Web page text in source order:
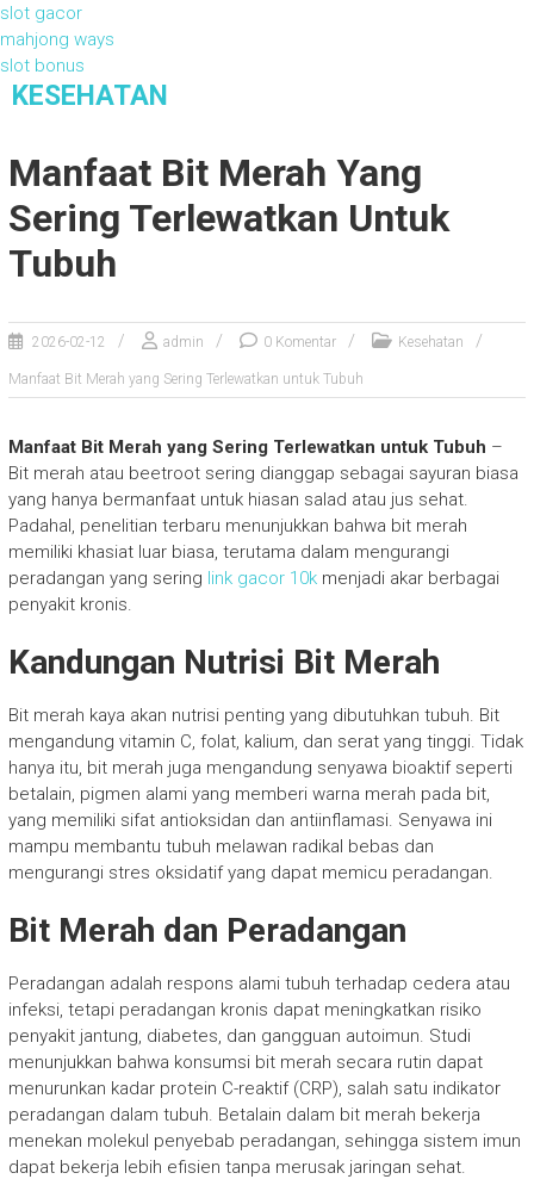
slot gacor
mahjong ways
slot bonus
e
KESEHATAN
Manfaat Bit Merah Yang
Sering Terlewatkan Untuk
Tubuh
2026-02-12 admin 0 Komentar Kesehatan
Manfaat Bit Merah yang Sering Terlewatkan untuk Tubuh
Manfaat Bit Merah yang Sering Terlewatkan untuk Tubuh –
Bit merah atau beetroot sering dianggap sebagai sayuran biasa
yang hanya bermanfaat untuk hiasan salad atau jus sehat.
Padahal, penelitian terbaru menunjukkan bahwa bit merah
memiliki khasiat luar biasa, terutama dalam mengurangi
peradangan yang sering link gacor 10kmenjadi akar berbagai
penyakit kronis.
Kandungan Nutrisi Bit Merah
Bit merah kaya akan nutrisi penting yang dibutuhkan tubuh. Bit
mengandung vitamin C, folat, kalium, dan serat yang tinggi. Tidak
hanya itu, bit merah juga mengandung senyawa bioaktif seperti
betalain, pigmen alami yang memberi warna merah pada bit,
yang memiliki sifat antioksidan dan antiinflamasi. Senyawa ini
mampu membantu tubuh melawan radikal bebas dan
mengurangi stres oksidatif yang dapat memicu peradangan.
Bit Merah dan Peradangan
Peradangan adalah respons alami tubuh terhadap cedera atau
infeksi, tetapi peradangan kronis dapat meningkatkan risiko
penyakit jantung, diabetes, dan gangguan autoimun. Studi
menunjukkan bahwa konsumsi bit merah secara rutin dapat
menurunkan kadar protein C-reaktif (CRP), salah satu indikator
peradangan dalam tubuh. Betalain dalam bit merah bekerja
menekan molekul penyebab peradangan, sehingga sistem imun
dapat bekerja lebih efisien tanpa merusak jaringan sehat.